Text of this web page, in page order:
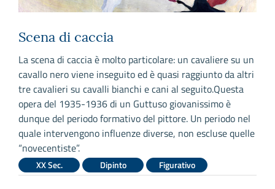
Scena di caccia
La scena di caccia è molto particolare: un cavaliere su un
cavallo nero viene inseguito ed è quasi raggiunto da altri
tre cavalieri su cavalli bianchi e cani al seguito.Questa
opera del 1935-1936 di un Guttuso giovanissimo è
dunque del periodo formativo del pittore. Un periodo nel
quale intervengono influenze diverse, non escluse quelle
“novecentiste”.
XX Sec. Dipinto Figurativo